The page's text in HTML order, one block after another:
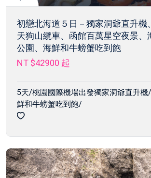
初戀北海道５日－獨家洞爺直升機
天狗山纜車、函館百萬星空夜景、
公園、海鮮和牛螃蟹吃到飽
NT $42900 起
5天/桃園國際機場出發獨家洞爺直升
鮮和牛螃蟹吃到飽/